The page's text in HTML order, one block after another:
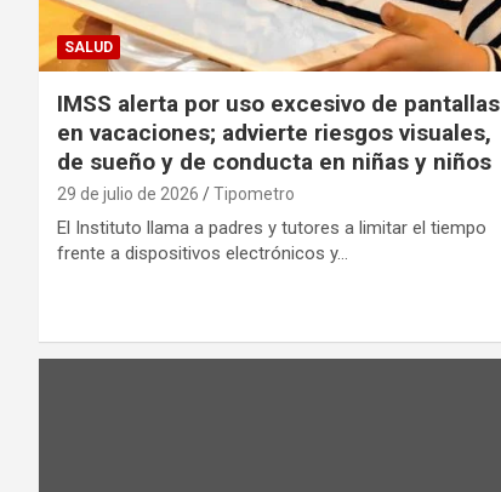
SALUD
IMSS alerta por uso excesivo de pantallas
en vacaciones; advierte riesgos visuales,
de sueño y de conducta en niñas y niños
29 de julio de 2026 Tipometro
El Instituto llama a padres y tutores a limitar el tiempo
frente a dispositivos electrónicos y…